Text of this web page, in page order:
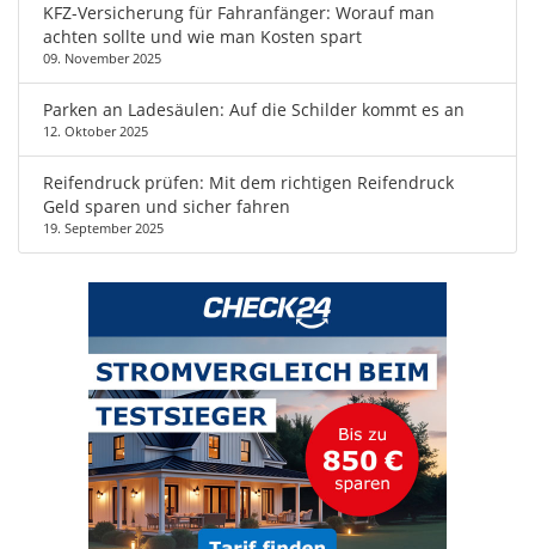
KFZ-Versicherung für Fahranfänger: Worauf man
achten sollte und wie man Kosten spart
09. November 2025
Parken an Ladesäulen: Auf die Schilder kommt es an
12. Oktober 2025
Reifendruck prüfen: Mit dem richtigen Reifendruck
Geld sparen und sicher fahren
19. September 2025